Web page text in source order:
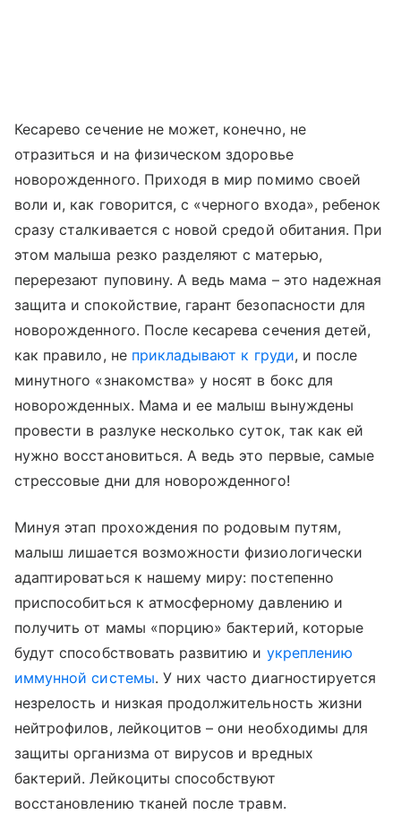
Кесарево сечение не может, конечно, не
отразиться и на физическом здоровье
новорожденного. Приходя в мир помимо своей
воли и, как говорится, с «черного входа», ребенок
сразу сталкивается с новой средой обитания. При
этом малыша резко разделяют с матерью,
перерезают пуповину. А ведь мама – это надежная
защита и спокойствие, гарант безопасности для
новорожденного. После кесарева сечения детей,
как правило, не прикладывают к груди, и после
минутного «знакомства» у носят в бокс для
новорожденных. Мама и ее малыш вынуждены
провести в разлуке несколько суток, так как ей
нужно восстановиться. А ведь это первые, самые
стрессовые дни для новорожденного!
Минуя этап прохождения по родовым путям,
малыш лишается возможности физиологически
адаптироваться к нашему миру: постепенно
приспособиться к атмосферному давлению и
получить от мамы «порцию» бактерий, которые
будут способствовать развитию и укреплению
иммунной системы. У них часто диагностируется
незрелость и низкая продолжительность жизни
нейтрофилов, лейкоцитов – они необходимы для
защиты организма от вирусов и вредных
бактерий. Лейкоциты способствуют
восстановлению тканей после травм.